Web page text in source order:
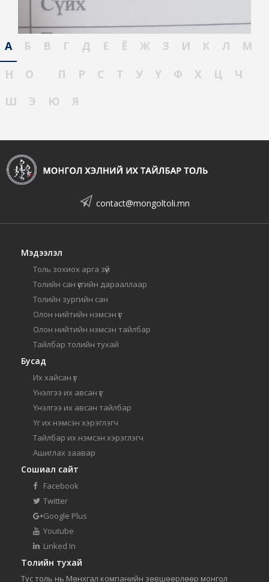
А Б В Г Д Е Ё Ж З И К Л
М
Н
О П Р С Т У Ү Ф Х Ц
Ч
Ш
Э Ю Я
contact@mongoltoli.mn
Мэдээлэл
Толь зохиох арга зүй
Толийн сан үсгийн дарааллаар
Толийн зургийн сан
Олон нийтийн нэмсэн үг
Олон нийтийн нэмсэн тайлбар
Тайлбар толийн тухай
Бусад
Их хайсан үг
Үнэлгээ их авсан үг
Үнэлгээ их авсан тайлбар
Үг их нэмсэн хэрэглэгч
Тайлбар их нэмсэн хэрэглэгч
Ашиглах заавар
Сошиал сайт
Facebook
Twitter
Google Plus
Youtube
Linked In
Толийн тухай
Тус толь нь Мөнхгал компанийн зөвшөөрлөөр монгол